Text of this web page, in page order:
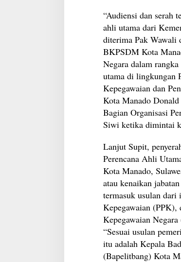
“Audiensi dan serah
ahli utama dari
diterima Pak Wawali
BKPSDM Kota
Negara dalam
utama di lingkungan
Kepegawaian dan
Kota Manado
Bagian Organisasi
Siwi ketika dimintai
Lanjut Supit,
Perencana Ahli
Kota Manado,
atau kenaikan
termasuk usulan dari
Kepegawaian (PPK),
Kepegawaian
“Sesuai usulan
itu adalah Kepala
(Bapelitbang) Kota